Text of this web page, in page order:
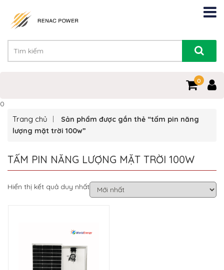
0
0
Trang chủ
Sản phẩm được gắn thẻ “tấm pin năng
lượng mặt trời 100w”
TẤM PIN NĂNG LƯỢNG MẶT TRỜI 100W
Hiển thị kết quả duy nhất